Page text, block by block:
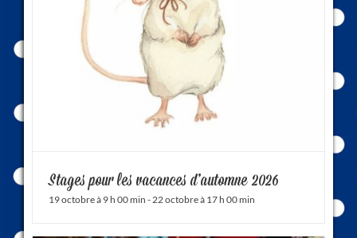
Stages pour les vacances d’automne 2026
19 octobre à 9 h 00 min -22 octobre à 17 h 00 min